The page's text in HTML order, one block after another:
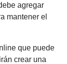
agregar
mantener el
que puede
crear una